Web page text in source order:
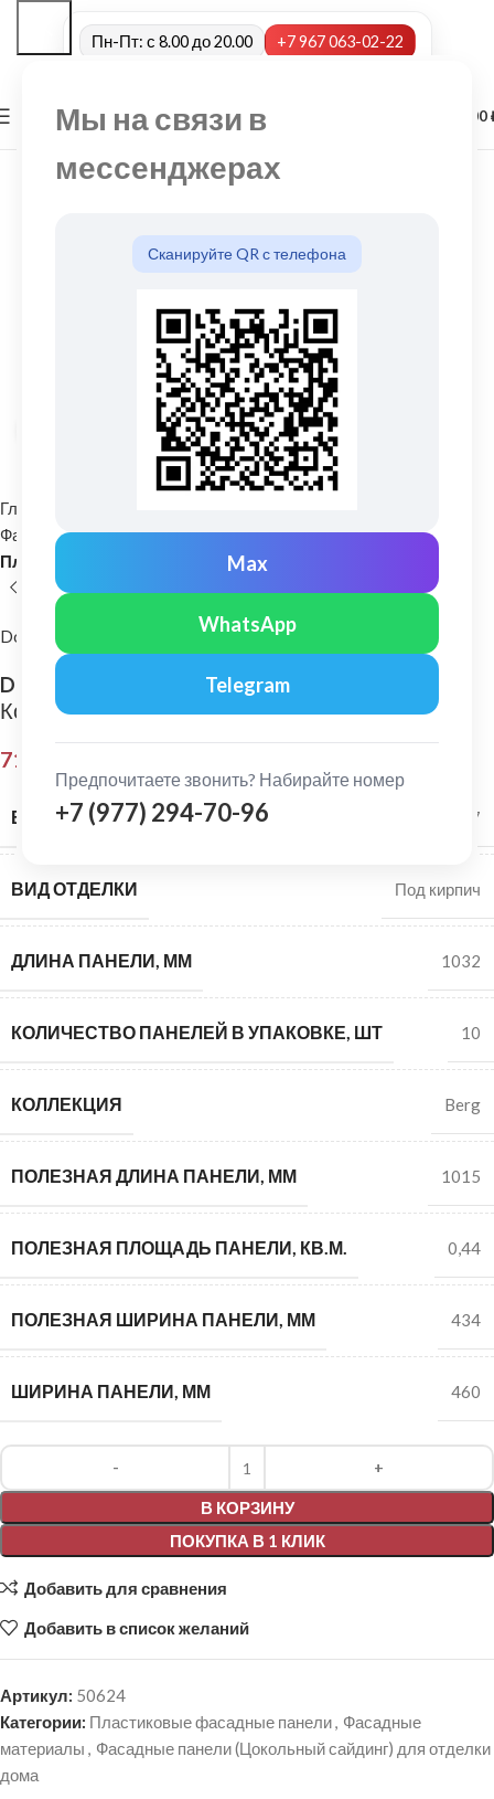
Мы на связи в
мессенджерах
Сканируйте QR с телефона
Max
WhatsApp
Telegram
Предпочитаете звонить? Набирайте номер
+7 (977) 294-70-96
Пн-Пт: с 8.00 до 20.00 +7 967 063-02-22
МЕНЮ 0,00
Нажмите, чтобы увеличить
Главная
Фасадные панели (Цокольный сайдинг) для отделки дома
Пластиковые фасадные панели
Docke
Docke: Фасадная панель Premium Berg
Коричневый
715,00
ВЕС ПАНЕЛИ, КГ 1,7
ВИД ОТДЕЛКИ Под кирпич
ДЛИНА ПАНЕЛИ, ММ 1032
КОЛИЧЕСТВО ПАНЕЛЕЙ В УПАКОВКЕ, ШТ 10
КОЛЛЕКЦИЯ Berg
ПОЛЕЗНАЯ ДЛИНА ПАНЕЛИ, ММ 1015
ПОЛЕЗНАЯ ПЛОЩАДЬ ПАНЕЛИ, КВ.М. 0,44
ПОЛЕЗНАЯ ШИРИНА ПАНЕЛИ, ММ 434
ШИРИНА ПАНЕЛИ, ММ 460
В КОРЗИНУ
ПОКУПКА В 1 КЛИК
Alternative:
Добавить для сравнения
Добавить в список желаний
Артикул: 50624
Категории: Пластиковые фасадные панели, Фасадные
материалы , Фасадные панели (Цокольный сайдинг) для отделки
дома